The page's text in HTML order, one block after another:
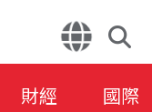
財經 國際